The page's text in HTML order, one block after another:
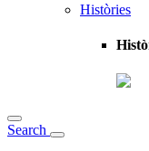
Històries
Search